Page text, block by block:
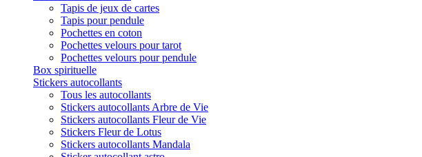
Tapis de jeux de cartes
Tapis pour pendule
Pochettes en coton
Pochettes velours pour tarot
Pochettes velours pour pendule
Box spirituelle
Stickers autocollants
Tous les autocollants
Stickers autocollants Arbre de Vie
Stickers autocollants Fleur de Vie
Stickers Fleur de Lotus
Stickers autocollants Mandala